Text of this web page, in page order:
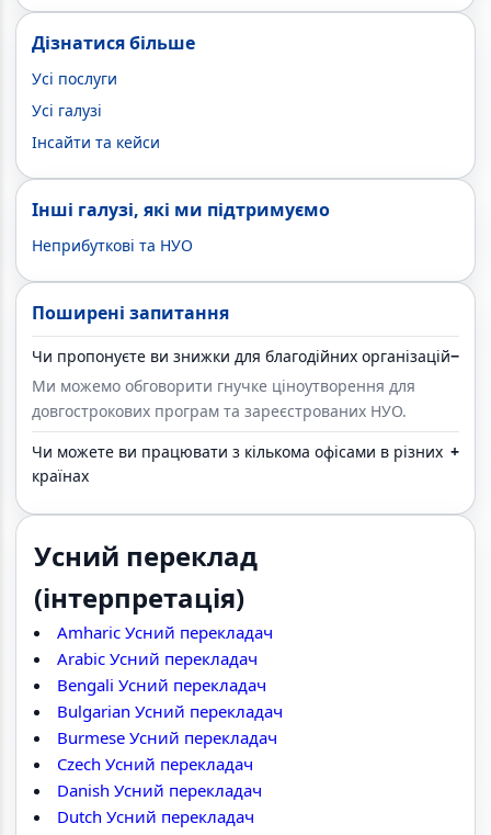
Дізнатися більше
Усі послуги
Усі галузі
Інсайти та кейси
Інші галузі, які ми підтримуємо
Неприбуткові та НУО
Поширені запитання
Чи пропонуєте ви знижки для благодійних організацій−
Ми можемо обговорити гнучке ціноутворення для
довгострокових програм та зареєстрованих НУО.
Чи можете ви працювати з кількома офісами в різних
країнах
+
Усний переклад
(інтерпретація)
Amharic Усний перекладач
Arabic Усний перекладач
Bengali Усний перекладач
Bulgarian Усний перекладач
Burmese Усний перекладач
Czech Усний перекладач
Danish Усний перекладач
Dutch Усний перекладач